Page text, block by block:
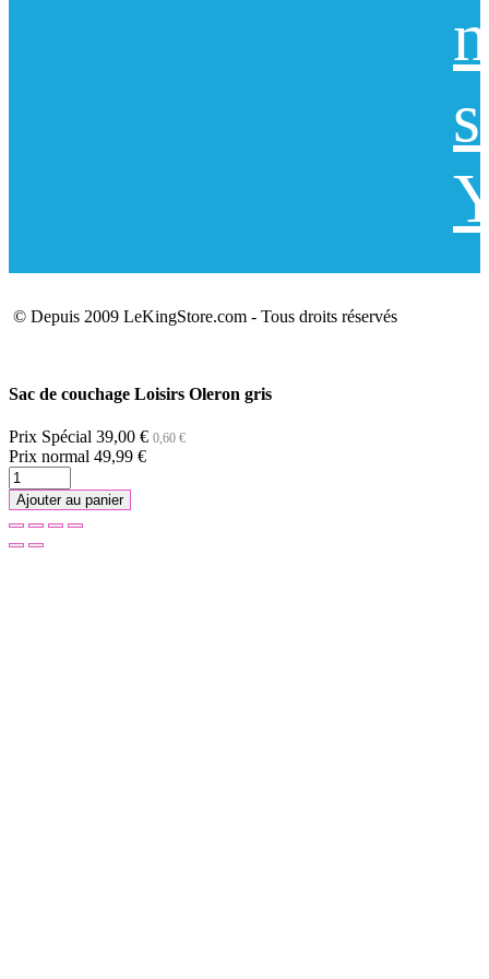
© Depuis 2009 LeKingStore.com - Tous droits réservés
Sac de couchage Loisirs Oleron gris
Prix Spécial 39,00 € 0,60 €
Prix normal 49,99 €
Ajouter au panier